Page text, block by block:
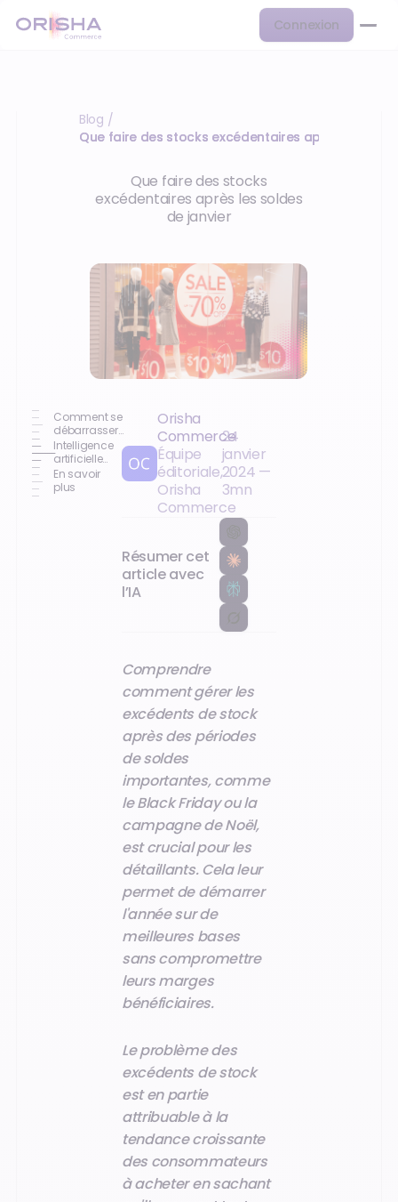
Connexion
Blog /
Que faire des stocks excédentaires après les
Que faire des stocks
excédentaires après les soldes
de janvier
Comment se
débarrasser
des
excédents de
stock
Intelligence
artificielle
pour
l'optimisation
des
En savoir
plus
Orisha
Commerce
Équipe
éditoriale,
Orisha
Commerce
24
janvier
2024 —
3mn
Résumer cet
article avec
l’IA
Comprendre
comment gérer les
excédents de stock
après des périodes
de soldes
importantes, comme
le Black Friday ou la
campagne de Noël,
est crucial pour les
détaillants. Cela leur
permet de démarrer
l'année sur de
meilleures bases
sans compromettre
leurs marges
bénéficiaires.
Le problème des
excédents de stock
est en partie
attribuable à la
tendance croissante
des consommateurs
à acheter en sachant